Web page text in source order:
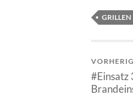
GRILLEN
#Einsatz